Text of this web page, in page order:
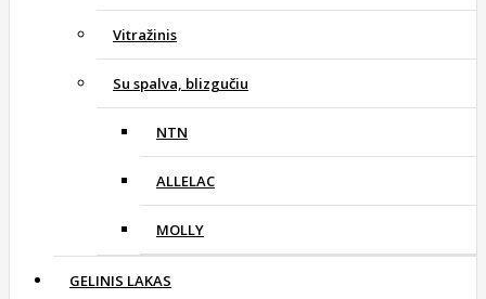
Vitražinis
Su spalva, blizgučiu
NTN
ALLELAC
MOLLY
GELINIS LAKAS